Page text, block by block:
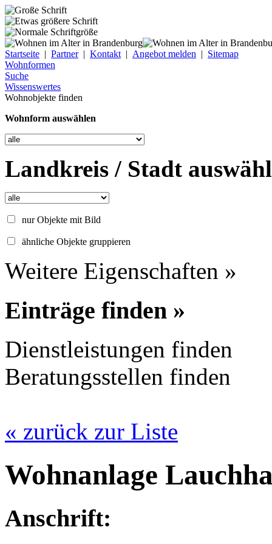
Startseite | Partner| Kontakt | Angebot melden | Sitemap
Wohnformen
Suche
Wissenswertes
Wohnobjekte finden
Wohnform auswählen
Landkreis / Stadt
nur Objekte mit Bild
ähnliche Objekte gruppieren
Weitere Eigenschaften »
Einträge finden »
Dienstleistungen finden
Beratungsstellen finden
« zurück zur Liste
Wohnanlage
Anschrift: